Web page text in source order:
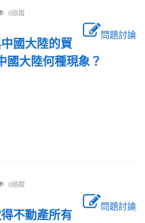
0追蹤
問題討論
國大陸的貿
國大陸何種現象？
0追蹤
問題討論
不動產所有